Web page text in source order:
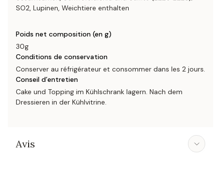
SO2, Lupinen, Weichtiere enthalten
Poids net composition (en g)
30g
Conditions de conservation
Conserver au réfrigérateur et consommer dans les 2 jours.
Conseil d’entretien
Cake und Topping im Kühlschrank lagern. Nach dem
Dressieren in der Kühlvitrine.
Avis